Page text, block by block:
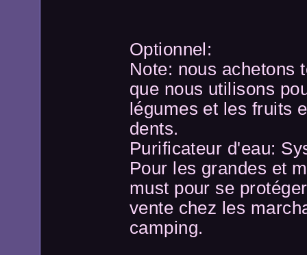
Optionnel:
Note: nous achetons
que nous utilisons
légumes et les fruits
dents.
Purificateur d'eau:
Pour les grandes et
must pour se
vente chez les
camping.